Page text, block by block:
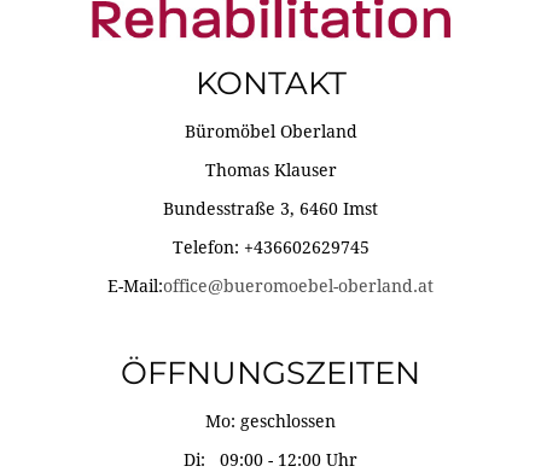
KONTAKT
Büromöbel Oberland
Thomas Klauser
Bundesstraße 3, 6460 Imst
Telefon: +436602629745
E-Mail:office@bueromoebel-oberland.at
ÖFFNUNGSZEITEN
Mo: geschlossen
Di: 09:00 - 12:00 Uhr